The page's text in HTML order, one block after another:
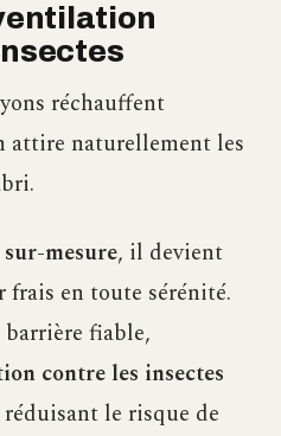
réchauffent
attire naturellement les
mesure, il devient
en toute sérénité.
fiable,
contre les insectes
le risque de